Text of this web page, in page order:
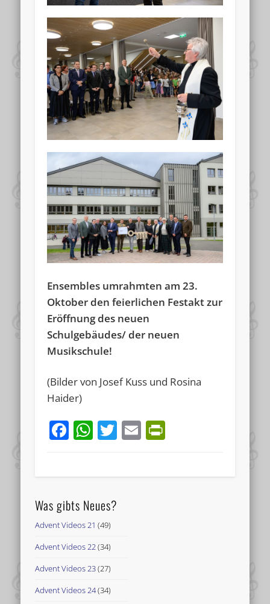
Ensembles umrahmten am 23.
Oktober den feierlichen Festakt zur
Eröffnung des neuen
Schulgebäudes/ der neuen
Musikschule!
(Bilder von Josef Kuss und Rosina
Haider)
Facebook
WhatsApp
Twitter
Email
Was gibts Neues?
Advent Videos 21 (49)
Advent Videos 22(34)
Advent Videos 23(27)
Advent Videos 24(34)